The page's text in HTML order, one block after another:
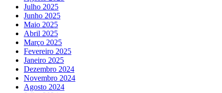
Julho 2025
Junho 2025
Maio 2025
Abril 2025
Março 2025
Fevereiro 2025
Janeiro 2025
Dezembro 2024
Novembro 2024
Agosto 2024